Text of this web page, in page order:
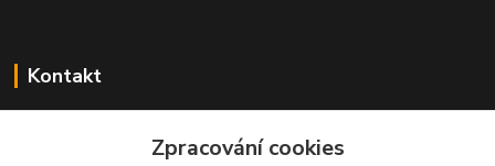
Kontakt
Zpracování cookies